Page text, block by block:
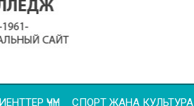
ҮЧҮН СПОРТ ЖАНА КУЛЬТУРА